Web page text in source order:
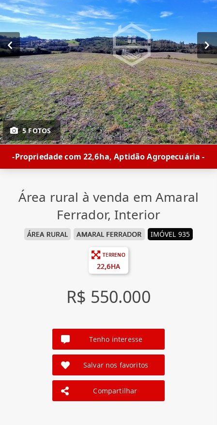
5 FOTOS
-Propriedade com 22,6ha, Aptidão Agropecuária -
Área rural à venda em Amaral
Ferrador, Interior
ÁREA RURAL AMARAL FERRADOR IMÓVEL 935
TERRENO
22,6HA
R$ 550.000
Tenho interesse
Salvar nos favoritos
Compartilhar